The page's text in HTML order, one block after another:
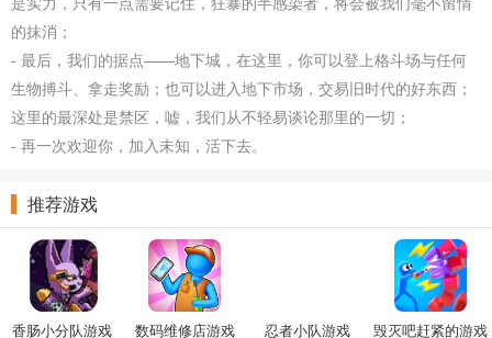
的抹消；
- 最后，我们的据点——地下城，在这里，你可以登上格斗场与任何
生物搏斗、拿走奖励；也可以进入地下市场，交易旧时代的好东西；
这里的最深处是禁区，嘘，我们从不轻易谈论那里的一切；
- 再一次欢迎你，加入未知，活下去。
推荐游戏
香肠小分队游戏 数码维修店游戏 忍者小队游戏 毁灭吧赶紧的游戏